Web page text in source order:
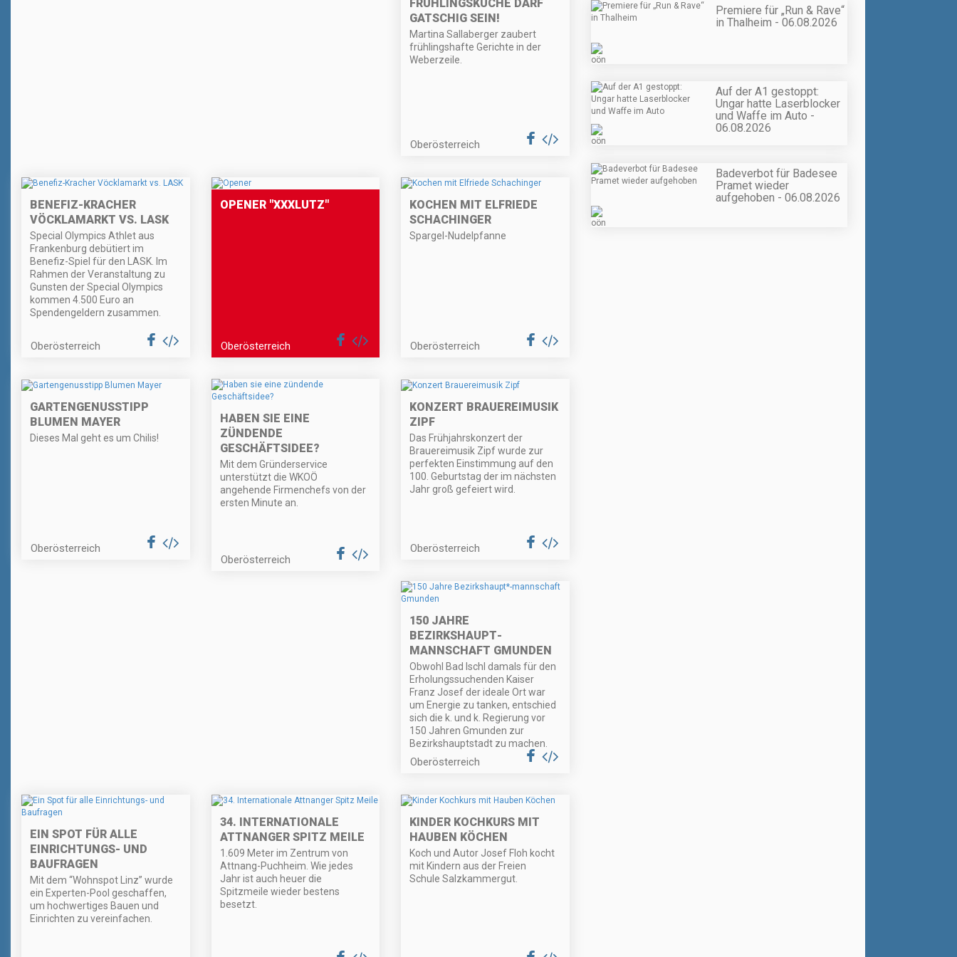
FRÜHLINGSKÜCHE DARF
GATSCHIG SEIN!
Martina Sallaberger zaubert
frühlingshafte Gerichte in der
Weberzeile.
Oberösterreich
BENEFIZ-KRACHER
VÖCKLAMARKT VS. LASK
Special Olympics Athlet aus
Frankenburg debütiert im
Benefiz-Spiel für den LASK. Im
Rahmen der Veranstaltung zu
Gunsten der Special Olympics
kommen 4.500 Euro an
Spendengeldern zusammen.
Oberösterreich
OPENER "XXXLUTZ"
Oberösterreich
KOCHEN MIT ELFRIEDE
SCHACHINGER
Spargel-Nudelpfanne
Oberösterreich
GARTENGENUSSTIPP
BLUMEN MAYER
Dieses Mal geht es um Chilis!
Oberösterreich
HABEN SIE EINE
ZÜNDENDE
GESCHÄFTSIDEE?
Mit dem Gründerservice
unterstützt die WKOÖ
angehende Firmenchefs von der
ersten Minute an.
Oberösterreich
KONZERT BRAUEREIMUSIK
ZIPF
Das Frühjahrskonzert der
Brauereimusik Zipf wurde zur
perfekten Einstimmung auf den
100. Geburtstag der im nächsten
Jahr groß gefeiert wird.
Oberösterreich
150 JAHRE
BEZIRKSHAUPT-
MANNSCHAFT GMUNDEN
Obwohl Bad Ischl damals für den
Erholungssuchenden Kaiser
Franz Josef der ideale Ort war
um Energie zu tanken, entschied
sich die k. und k. Regierung vor
150 Jahren Gmunden zur
Bezirkshauptstadt zu machen.
Oberösterreich
EIN SPOT FÜR ALLE
EINRICHTUNGS- UND
BAUFRAGEN
Mit dem “Wohnspot Linz” wurde
ein Experten-Pool geschaffen,
um hochwertiges Bauen und
Einrichten zu vereinfachen.
34. INTERNATIONALE
ATTNANGER SPITZ MEILE
1.609 Meter im Zentrum von
Attnang-Puchheim. Wie jedes
Jahr ist auch heuer die
Spitzmeile wieder bestens
besetzt.
KINDER KOCHKURS MIT
HAUBEN KÖCHEN
Koch und Autor Josef Floh kocht
mit Kindern aus der Freien
Schule Salzkammergut.
Premiere für „Run & Rave“
in Thalheim - 06.08.2026
Auf der A1 gestoppt:
Ungar hatte Laserblocker
und Waffe im Auto -
06.08.2026
Badeverbot für Badesee
Pramet wieder
aufgehoben - 06.08.2026